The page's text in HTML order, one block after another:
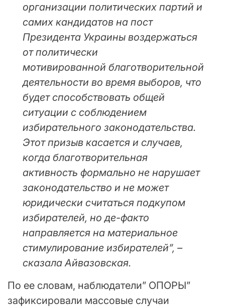
организации политических партий и
самих кандидатов на пост
Президента Украины воздержаться
от политически
мотивированной благотворительной
деятельности во время выборов, что
будет способствовать общей
ситуации с соблюдением
избирательного законодательства.
Этот призыв касается и случаев,
когда благотворительная
активность формально не нарушает
законодательство и не может
юридически считаться подкупом
избирателей, но де-факто
направляется на материальное
стимулирование избирателей”, –
сказала Айвазовская.
По ее словам, наблюдатели” ОПОРЫ”
зафиксировали массовые случаи